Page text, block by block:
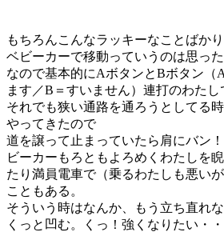
もちろんこんなラッキーなことばかり
ベビーカーで移動っていうのは思っ
なので基本的にAボタンとBボタン（
ます／B＝すいません）連打のわたし
それでも狭い通路を通ろうとしてる
やってきたので
道を譲って止まっていたら肩にバン
ビーカーもろともよろめくわたしを
たり満員電車で（乗るわたしも悪い
こともある。
そういう時はなんか、もう立ち直れ
くっと凹む。くっ！強くなりたい・